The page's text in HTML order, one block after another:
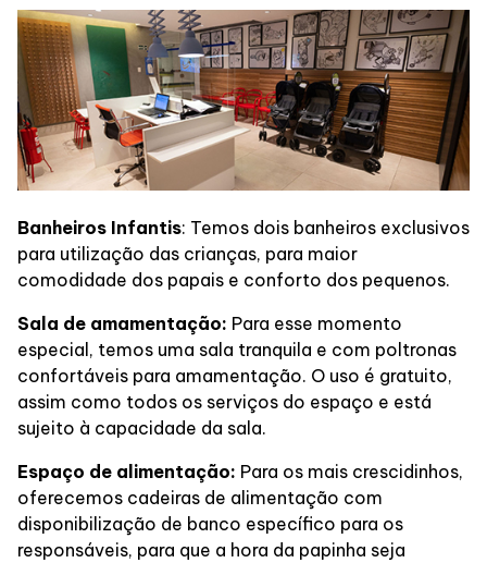
Banheiros Infantis: Temos dois banheiros exclusivos
para utilização das crianças, para maior
comodidade dos papais e conforto dos pequenos.
Sala de amamentação: Para esse momento
especial, temos uma sala tranquila e com poltronas
confortáveis para amamentação. O uso é gratuito,
assim como todos os serviços do espaço e está
sujeito à capacidade da sala.
Espaço de alimentação: Para os mais crescidinhos,
oferecemos cadeiras de alimentação com
disponibilização de banco específico para os
responsáveis, para que a hora da papinha seja